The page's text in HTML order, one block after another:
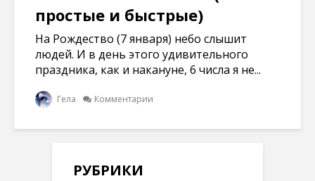
простые и быстрые)
На Рождество (7 января) небо слышит
людей. И в день этого удивительного
праздника, как и накануне, 6 числа я не...
Гела Комментарии
РУБРИКИ